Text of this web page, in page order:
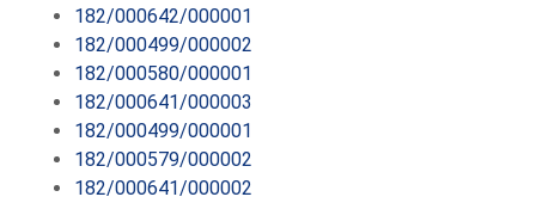
182/000642/000001
182/000499/000002
182/000580/000001
182/000641/000003
182/000499/000001
182/000579/000002
182/000641/000002